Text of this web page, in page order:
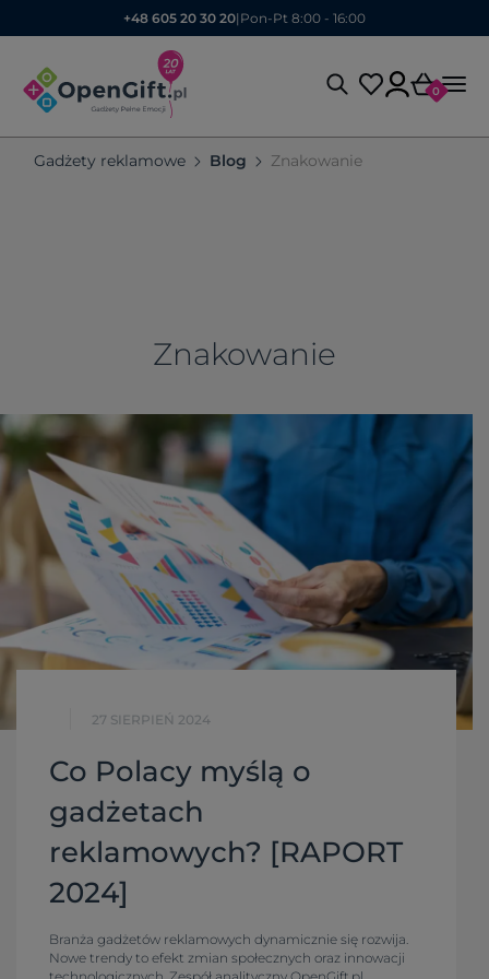
+48 605 20 30 20| Pon-Pt 8:00 - 16:00
0
Gadżety reklamowe Blog Znakowanie
Znakowanie
27 SIERPIEŃ 2024
Co Polacy myślą o
gadżetach
reklamowych? [RAPORT
2024]
Branża gadżetów reklamowych dynamicznie się rozwija.
Nowe trendy to efekt zmian społecznych oraz innowacji